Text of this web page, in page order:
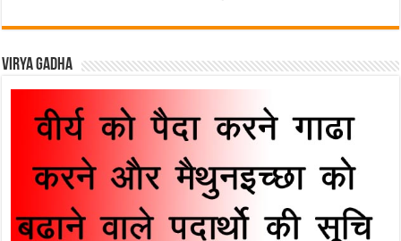
Virya Gadha